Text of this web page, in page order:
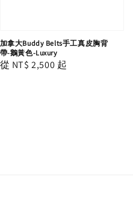
加拿大Buddy Belts手工真皮胸背
帶-鵝黃色-Luxury
Regular
從 NT$ 2,500 起